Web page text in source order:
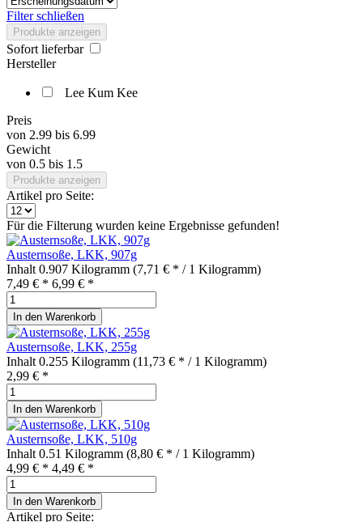
Filter schließen
Produkte anzeigen
Sofort lieferbar
Hersteller
Lee Kum Kee
Preis
von 2.99 bis 6.99
Gewicht
von 0.5 bis 1.5
Produkte anzeigen
Artikel pro Seite:
Für die Filterung wurden keine Ergebnisse gefunden!
Austernsoße, LKK, 907g
Inhalt 0.907 Kilogramm (7,71 € * / 1 Kilogramm)
7,49 € * 6,99 € *
In den Warenkorb
Austernsoße, LKK, 255g
Inhalt 0.255 Kilogramm (11,73 € * / 1 Kilogramm)
2,99 € *
In den Warenkorb
Austernsoße, LKK, 510g
Inhalt 0.51 Kilogramm (8,80 € * / 1 Kilogramm)
4,99 € * 4,49 € *
In den Warenkorb
Artikel pro Seite: